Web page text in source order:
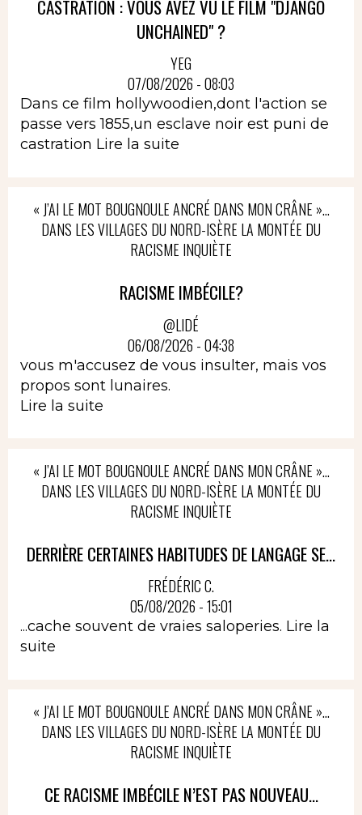
CASTRATION : VOUS AVEZ VU LE FILM "DJANGO
UNCHAINED" ?
YEG
07/08/2026 - 08:03
Dans ce film hollywoodien,dont l'action se
passe vers 1855,un esclave noir est puni de
castration Lire la suite
« J’AI LE MOT BOUGNOULE ANCRÉ DANS MON CRÂNE »…
DANS LES VILLAGES DU NORD-ISÈRE LA MONTÉE DU
RACISME INQUIÈTE
RACISME IMBÉCILE?
@LIDÉ
06/08/2026 - 04:38
vous m'accusez de vous insulter, mais vos
propos sont lunaires.
Lire la suite
« J’AI LE MOT BOUGNOULE ANCRÉ DANS MON CRÂNE »…
DANS LES VILLAGES DU NORD-ISÈRE LA MONTÉE DU
RACISME INQUIÈTE
DERRIÈRE CERTAINES HABITUDES DE LANGAGE SE...
FRÉDÉRIC C.
05/08/2026 - 15:01
...cache souvent de vraies saloperies. Lire la
suite
« J’AI LE MOT BOUGNOULE ANCRÉ DANS MON CRÂNE »…
DANS LES VILLAGES DU NORD-ISÈRE LA MONTÉE DU
RACISME INQUIÈTE
CE RACISME IMBÉCILE N’EST PAS NOUVEAU...